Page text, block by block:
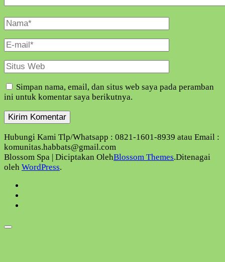
Nama
Lengkap
E-
Mail
Situs
Web
Simpan nama, email, dan situs web saya pada peramban
ini untuk komentar saya berikutnya.
Hubungi Kami Tlp/Whatsapp : 0821-1601-8939 atau Email :
komunitas.habbats@gmail.com
Blossom Spa | Diciptakan OlehBlossom Themes.Ditenagai
oleh WordPress.